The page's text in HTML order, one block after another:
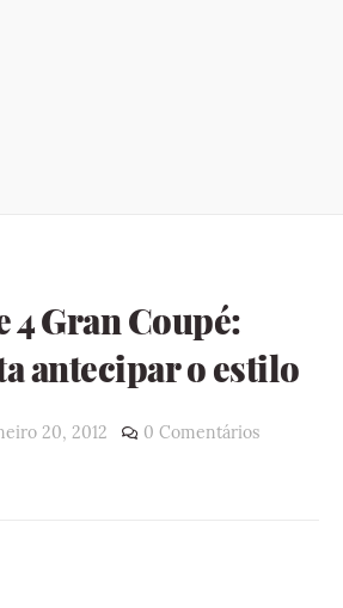
4 Gran Coupé:
antecipar o estilo
20, 2012 0 Comentários